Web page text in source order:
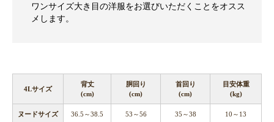
ワンサイズ大き目の洋服をお選びいただくことをオスス
メします。
4Lサイズ
背丈
(cm)
胴回り
(cm)
首回り
(cm)
目安体重
(kg)
ヌードサイズ 36.5～38.5 53～56 35～38 10～13